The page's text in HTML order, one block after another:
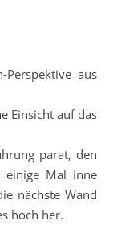
aus
Einsicht auf das
parat, den
einige Mal inne
nächste Wand
hoch her.